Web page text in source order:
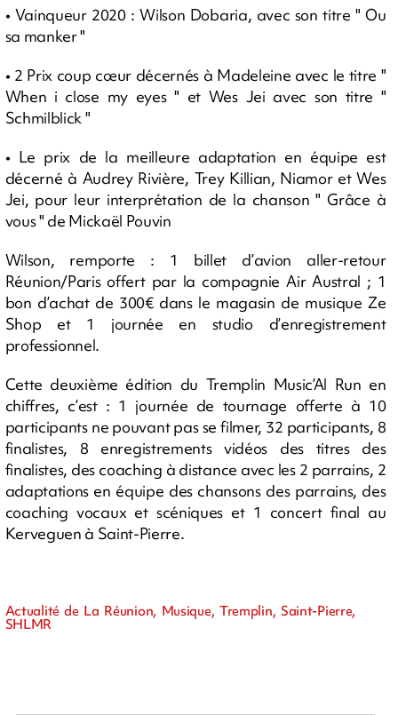
• Vainqueur 2020 : Wilson Dobaria, avec son titre " Ou
sa manker "
• 2 Prix coup cœur décernés à Madeleine avec le titre "
When i close my eyes " et Wes Jei avec son titre "
Schmilblick "
• Le prix de la meilleure adaptation en équipe est
décerné à Audrey Rivière, Trey Killian, Niamor et Wes
Jei, pour leur interprétation de la chanson " Grâce à
vous " de Mickaël Pouvin
Wilson, remporte : 1 billet d’avion aller-retour
Réunion/Paris offert par la compagnie Air Austral ; 1
bon d’achat de 300€ dans le magasin de musique Ze
Shop et 1 journée en studio d’enregistrement
professionnel.
Cette deuxième édition du Tremplin Music’Al Run en
chiffres, c’est : 1 journée de tournage offerte à 10
participants ne pouvant pas se filmer, 32 participants, 8
finalistes, 8 enregistrements vidéos des titres des
finalistes, des coaching à distance avec les 2 parrains, 2
adaptations en équipe des chansons des parrains, des
coaching vocaux et scéniques et 1 concert final au
Kerveguen à Saint-Pierre.
Actualité de La Réunion, Musique, Tremplin, Saint-Pierre,
SHLMR